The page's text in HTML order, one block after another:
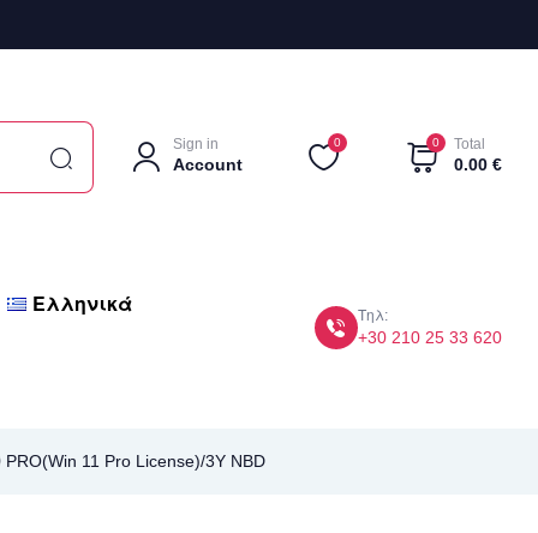
Sign in
Account
0 0 Total
0.00 €
Ελληνικά Τηλ:
+30 210 25 33 620
11 Pro License)/3Y NBD